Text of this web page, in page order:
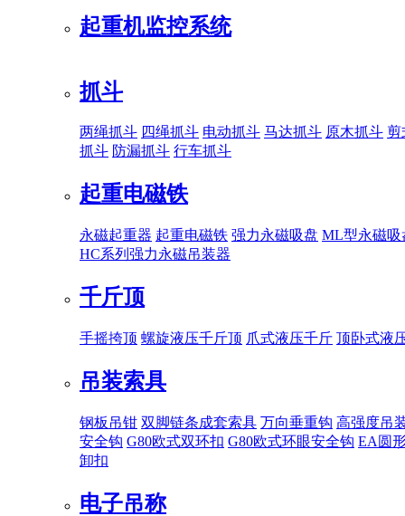
起重机监控系统
抓斗
两绳抓斗 四绳抓斗 电动抓斗 马达抓斗 原木抓斗 剪
抓斗 防漏抓斗 行车抓斗
起重电磁铁
永磁起重器 起重电磁铁 强力永磁吸盘 ML型永磁吸
HC系列强力永磁吊装器
千斤顶
手摇挎顶 螺旋液压千斤顶 爪式液压千斤 顶卧式液
吊装索具
钢板吊钳 双脚链条成套索具 万向垂重钩 高强度吊
安全钩 G80欧式双环扣 G80欧式环眼安全钩 EA圆
卸扣
电子吊称